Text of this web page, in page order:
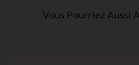
Vous Pourriez Aussi